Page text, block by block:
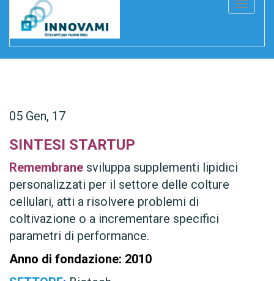
T
g
05 Gen, 17
SINTESI STARTUP
Remembrane sviluppa supplementi lipidici
personalizzati per il settore delle colture
cellulari, atti a risolvere problemi di
coltivazione o a incrementare specifici
parametri di performance.
Anno di fondazione: 2010